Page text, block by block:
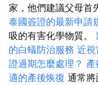
家，他們建議父母首
泰國簽證的最新申請
吸的有害化學物質。
的白蟻防治服務 近視
證過期怎麼處理？
適的產後恢復 通常